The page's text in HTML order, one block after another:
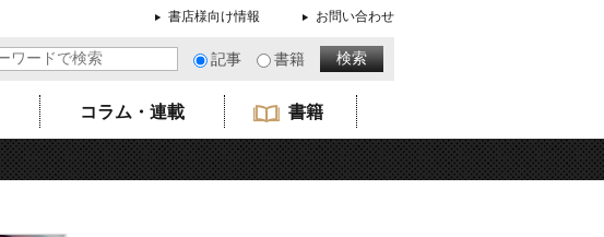
書店様向け情報 お問い合わせ
記事 書籍
コラム・連載 書籍